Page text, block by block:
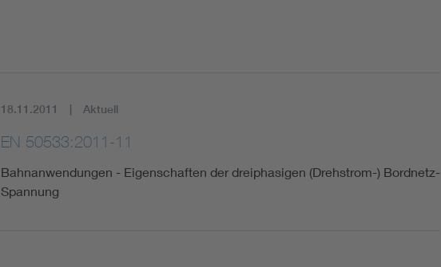
18.11.2011 Aktuell
EN 50533:2011-11
Bahnanwendungen - Eigenschaften der dreiphasigen (Drehstrom-) Bordnetz-
Spannung